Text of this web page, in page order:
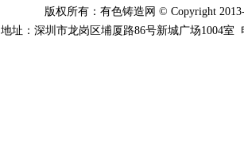
版权所有：有色铸造网 © Copyright
地址：深圳市龙岗区埔厦路86号新城广场1004室